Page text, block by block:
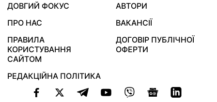
ДОВГИЙ ФОКУС
АВТОРИ
ПРО НАС
ВАКАНСІЇ
ПРАВИЛА
КОРИСТУВАННЯ
САЙТОМ
ДОГОВІР ПУБЛІЧНОЇ
ОФЕРТИ
РЕДАКЦІЙНА ПОЛІТИКА